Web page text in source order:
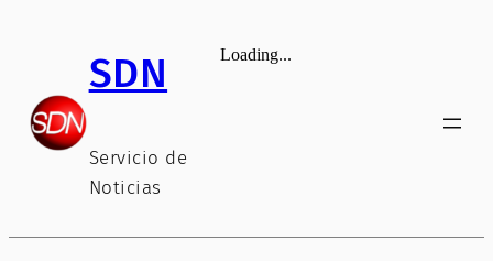
contenidoSDN
Servicio de
Noticias